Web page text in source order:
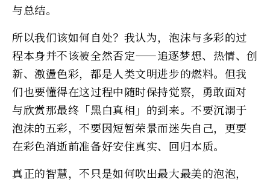
与总结。
所以我们该如何自处？我认为，泡沫与多彩的过
程本身并不该被全然否定——追逐梦想、热情、创
新、激盪色彩，都是人类文明进步的燃料。但我
们也要懂得在这过程中随时保持觉察，勇敢面对
与欣赏那最终「黑白真相」的到来。不要沉溺于
泡沫的五彩，不要因短暂荣景而迷失自己，更要
在彩色消逝前准备好安住真实、回归本质。
真正的智慧，不只是如何吹出最大最美的泡泡，